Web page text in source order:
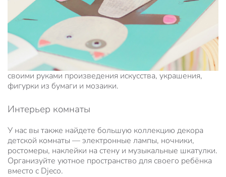
своими руками произведения искусства, украшения,
фигурки из бумаги и мозаики.
Интерьер комнаты
У нас вы также найдете большую коллекцию декора
детской комнаты — электронные лампы, ночники,
ростомеры, наклейки на стену и музыкальные шкатулки.
Организуйте уютное пространство для своего ребёнка
вместо с Djeco.